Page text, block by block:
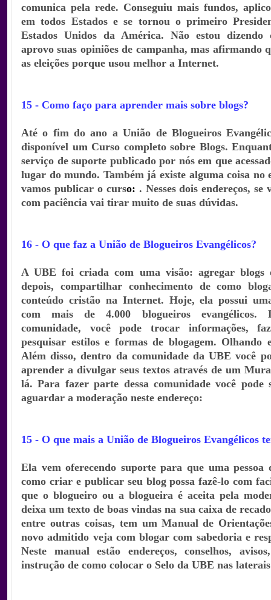
comunica pela rede. Conseguiu mais fundos,
em todos Estados e se tornou o primeiro
Estados Unidos da América. Não estou dizendo
aprovo suas opiniões de campanha, mas afirmando
as eleições porque usou melhor a Internet.
15 - Como faço para aprender mais sobre blogs?
Até o fim do ano a União de Blogueiros
disponível um Curso completo sobre Blogs.
serviço de suporte publicado por nós em que
lugar do mundo. Também já existe alguma coisa no
vamos publicar o curso: . Nesses dois endereços, se
com paciência vai tirar muito de suas dúvidas.
16 - O que faz a União de Blogueiros Evangélicos?
A UBE foi criada com uma visão: agregar blogs
depois, compartilhar conhecimento de como
conteúdo cristão na Internet. Hoje, ela possui
com mais de 4.000 blogueiros evangélicos.
comunidade, você pode trocar informações,
pesquisar estilos e formas de blogagem. Olhando
Além disso, dentro da comunidade da UBE você
aprender a divulgar seus textos através de um
lá. Para fazer parte dessa comunidade você pode
aguardar a moderação neste endereço:
15 - O que mais a União de Blogueiros Evangélicos
Ela vem oferecendo suporte para que uma pessoa
como criar e publicar seu blog possa fazê-lo com
que o blogueiro ou a blogueira é aceita pela
deixa um texto de boas vindas na sua caixa de
entre outras coisas, tem um Manual de
novo admitido veja com blogar com sabedoria e
Neste manual estão endereços, conselhos,
instrução de como colocar o Selo da UBE nas